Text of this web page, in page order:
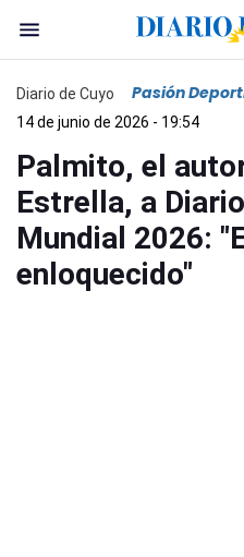
Diario de Cuyo Pasión
14 de junio de 2026 - 19:54
Palmito, el
Estrella, a
Mundial 2026:
enloquecido"